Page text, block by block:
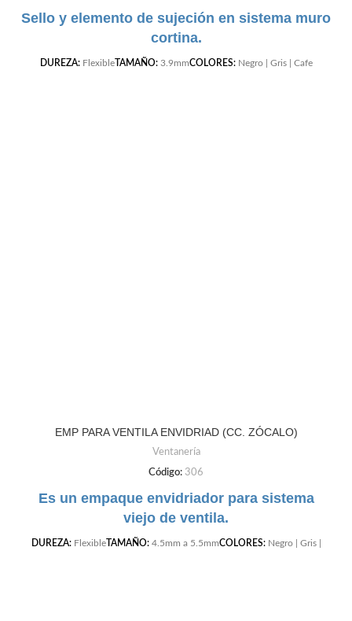
Sello y elemento de sujeción en sistema muro
cortina.
DUREZA: FlexibleTAMAÑO: 3.9mmCOLORES: Negro | Gris | Cafe
EMP PARA VENTILA ENVIDRIAD (CC. ZÓCALO)
Ventanería
Código: 306
Es un empaque envidriador para sistema
viejo de ventila.
DUREZA: FlexibleTAMAÑO: 4.5mm a 5.5mmCOLORES: Negro | Gris |